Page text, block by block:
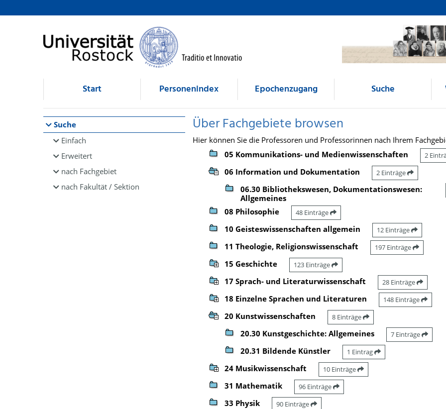
Browsen
direkt zum Inhalt
Start Personenindex Epochenzugang Suche
Suche
Einfach
Erweitert
nach Fachgebiet
nach Fakultät / Sektion
Über Fachgebiete browsen
Hier können Sie die Professoren und Professorinnen nach Ihrem
05 Kommunikations- und Medienwissenschaften
2
06 Information und Dokumentation 2 Einträge
06.30 Bibliothekswesen, Dokumentationswesen:
Allgemeines
08 Philosophie 48 Einträge
10 Geisteswissenschaften allgemein 12 Einträge
11 Theologie, Religionswissenschaft 197 Einträge
15 Geschichte 123 Einträge
17 Sprach- und Literaturwissenschaft 28 Einträge
18 Einzelne Sprachen und Literaturen 148 Einträge
20 Kunstwissenschaften 8 Einträge
20.30 Kunstgeschichte: Allgemeines 7 Einträge
20.31 Bildende Künstler 1 Eintrag
24 Musikwissenschaft 10 Einträge
31 Mathematik 96 Einträge
33 Physik 90 Einträge